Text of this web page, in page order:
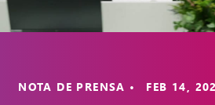
ES
NOTA DE PRENSA • FEB 14,